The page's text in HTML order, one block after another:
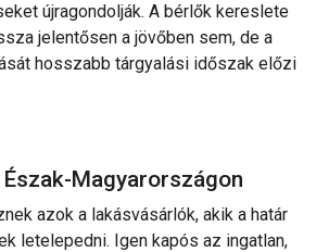
újragondolják. A bérlők kereslete
jelentősen a jövőben sem, de a
hosszabb tárgyalási időszak előzi
Magyarországon
azok a lakásvásárlók, akik a határ
letelepedni. Igen kapós az ingatlan,